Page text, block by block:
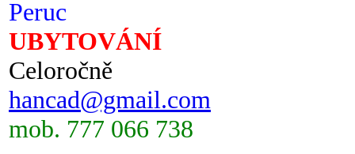
Peruc
UBYTOVÁNÍ
Celoročně
hancad@gmail.com
mob. 777 066 738